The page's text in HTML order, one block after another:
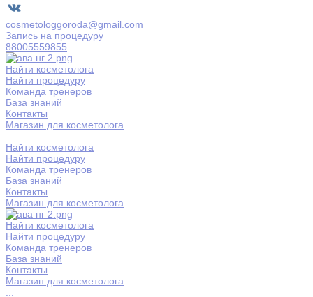
cosmetologgoroda@gmail.com
Запись на процедуру
88005559855
Найти косметолога
Найти процедуру
Команда тренеров
База знаний
Контакты
Магазин для косметолога
Найти косметолога
Найти процедуру
Команда тренеров
База знаний
Контакты
Магазин для косметолога
Найти косметолога
Найти процедуру
Команда тренеров
База знаний
Контакты
Магазин для косметолога